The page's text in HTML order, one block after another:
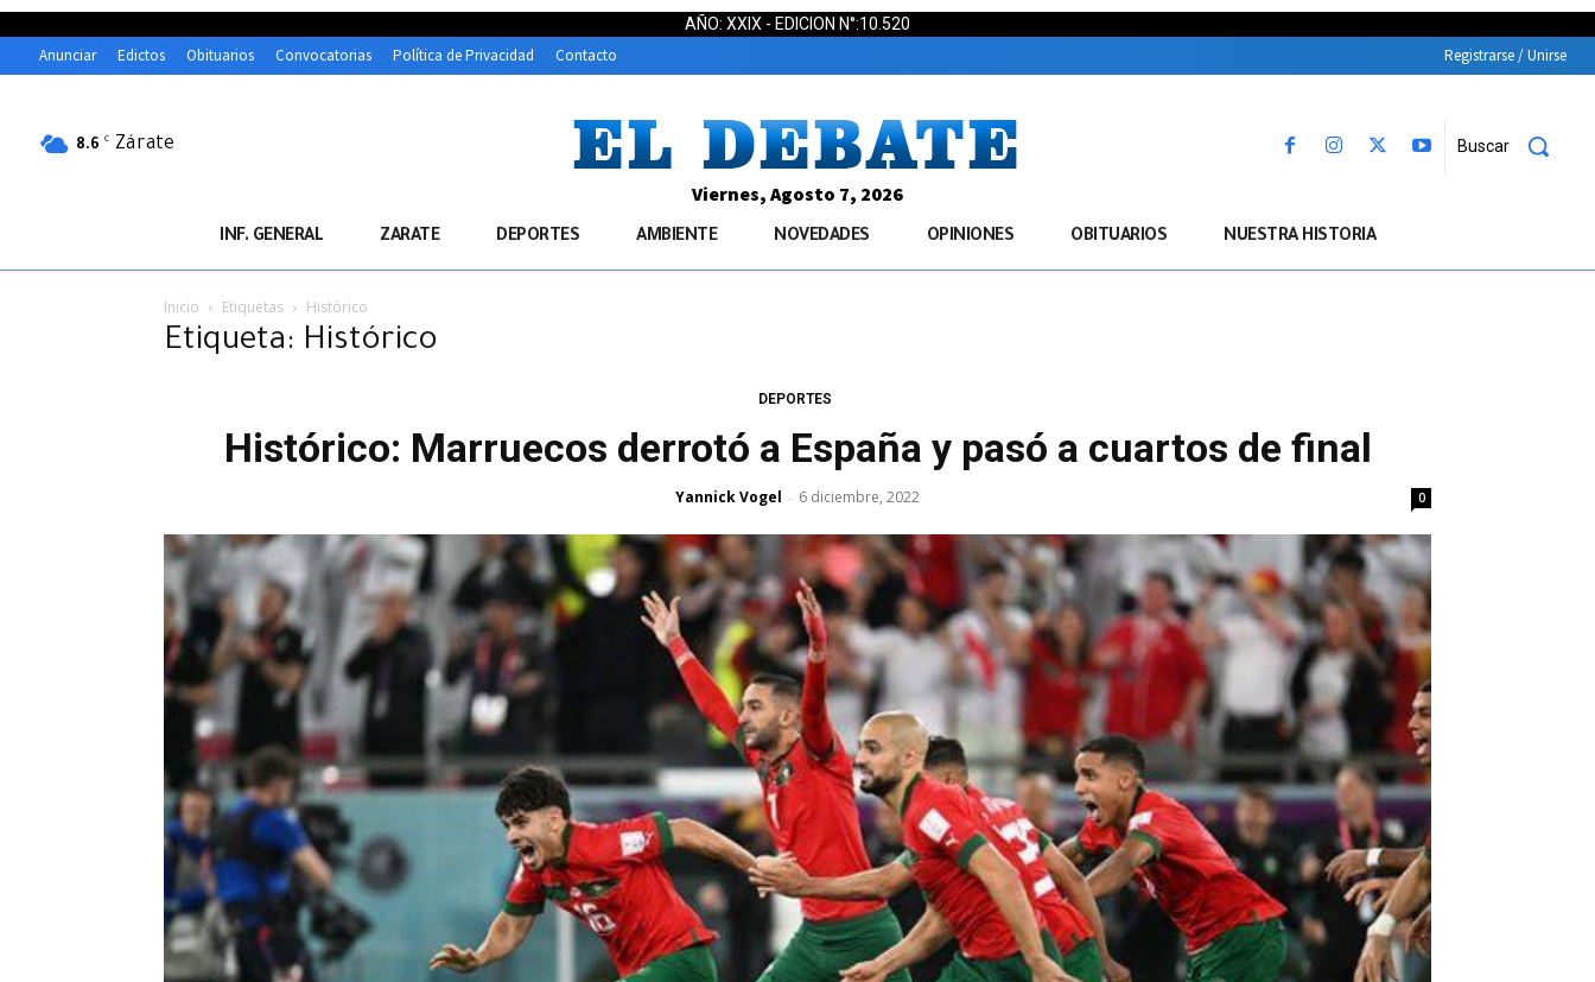
AÑO: XXIX - EDICION N°:10.520
Anunciar Edictos Obituarios Convocatorias Política de Privacidad Contacto Registrarse / Unirse
8.6 C Zárate Buscar
Viernes, Agosto 7, 2026
INF. GENERAL ZARATE DEPORTES AMBIENTE NOVEDADES OPINIONES OBITUARIOS NUESTRA HISTORIA
Inicio Etiquetas Histórico
Etiqueta: Histórico
DEPORTES
Histórico: Marruecos derrotó a España y pasó a cuartos de final
Yannick Vogel - 6 diciembre, 2022 0